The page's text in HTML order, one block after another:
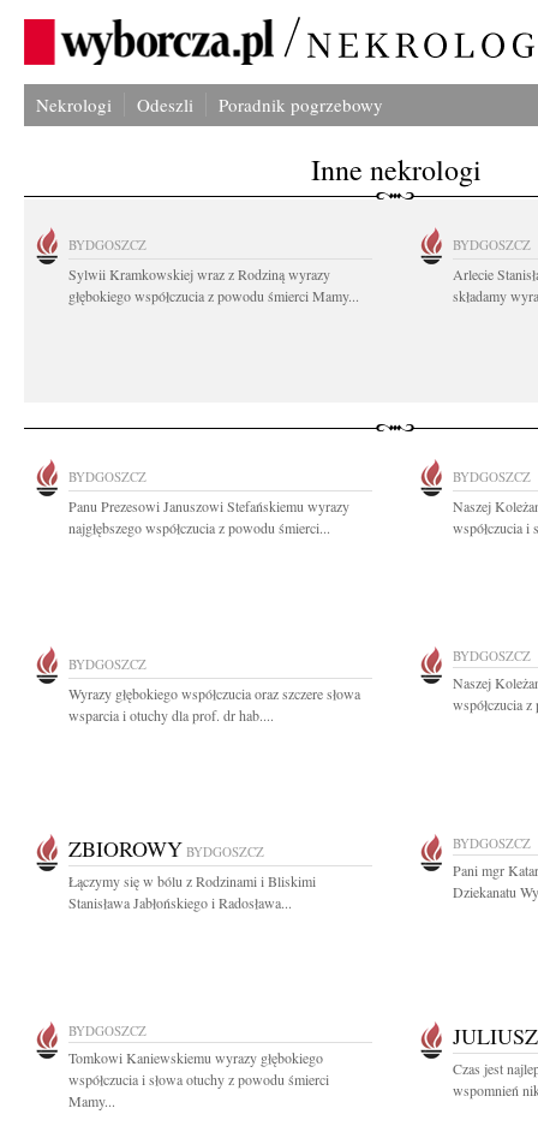
Nekrologi Odeszli Poradnik pogrzebowy
Inne nekrologi
BYDGOSZCZ
Sylwii Kramkowskiej wraz z Rodziną wyrazy
głębokiego współczucia z powodu śmierci Mamy...
BYDGOSZCZ
Arlecie
składamy
BYDGOSZCZ
Panu Prezesowi Januszowi Stefańskiemu wyrazy
najgłębszego współczucia z powodu śmierci...
BYDGOSZCZ
Naszej
współczucia i
BYDGOSZCZ
Wyrazy głębokiego współczucia oraz szczere słowa
wsparcia i otuchy dla prof. dr hab....
BYDGOSZCZ
Naszej
współczucia
ZBIOROWY BYDGOSZCZ
Łączymy się w bólu z Rodzinami i Bliskimi
Stanisława Jabłońskiego i Radosława...
BYDGOSZCZ
Pani mgr
Dziekanatu
BYDGOSZCZ
Tomkowi Kaniewskiemu wyrazy głębokiego
współczucia i słowa otuchy z powodu śmierci
Mamy...
Czas jest
wspomnień